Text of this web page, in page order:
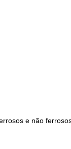
e não